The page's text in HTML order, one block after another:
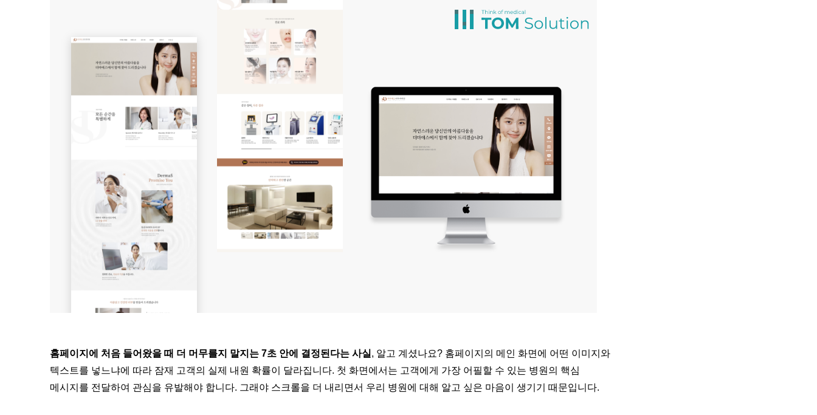
홈페이지에 처음 들어왔을 때 더 머무를지 말지는 7초 안에 결정된다는 사실 , 알고 계셨나요? 홈페이지의 메인 화면에 어떤 이미지와
텍스트를 넣느냐에 따라 잠재 고객의 실제 내원 확률이 달라집니다. 첫 화면에서는 고객에게 가장 어필할 수 있는 병원의 핵심
메시지를 전달하여 관심을 유발해야 합니다. 그래야 스크롤을 더 내리면서 우리 병원에 대해 알고 싶은 마음이 생기기 때문입니다.